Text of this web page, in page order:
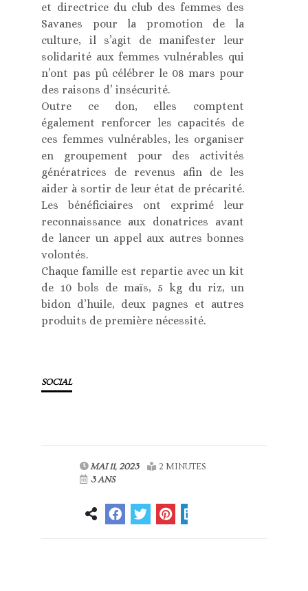
et directrice du club des femmes des
Savanes pour la promotion de la
culture, il s’agit de manifester leur
solidarité aux femmes vulnérables qui
n’ont pas pû célébrer le 08 mars pour
des raisons d’ insécurité.
Outre ce don, elles comptent
également renforcer les capacités de
ces femmes vulnérables, les organiser
en groupement pour des activités
génératrices de revenus afin de les
aider à sortir de leur état de précarité.
Les bénéficiaires ont exprimé leur
reconnaissance aux donatrices avant
de lancer un appel aux autres bonnes
volontés.
Chaque famille est repartie avec un kit
de 10 bols de maïs, 5 kg du riz, un
bidon d’huile, deux pagnes et autres
produits de première nécessité.
SOCIAL
MAI 11, 2023
2 MINUTES
3 ANS